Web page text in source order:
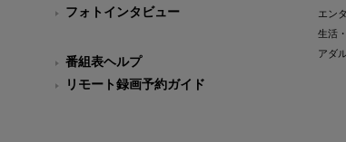
フォトインタビュー
番組表ヘルプ
リモート録画予約ガイド
エン
生活
アダ